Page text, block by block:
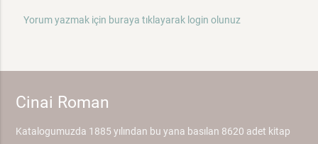
Yorum yazmak için buraya tıklayarak login olunuz
Cinai Roman
Katalogumuzda 1885 yılından bu yana basılan 8620 adet kitap